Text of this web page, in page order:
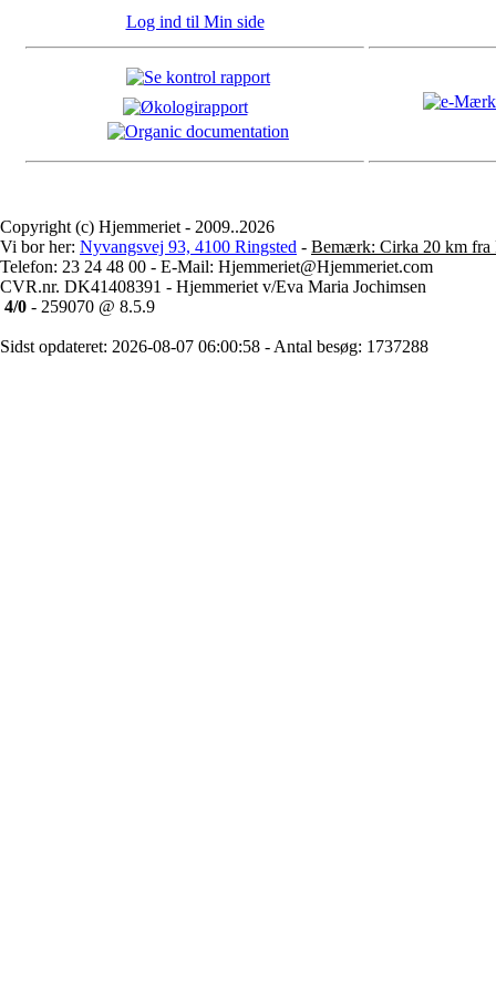
Log ind til Min side
Copyright (c) Hjemmeriet - 2009..2026
Vi bor her: Nyvangsvej 93, 4100 Ringsted - Bemærk: Cirka 20 km fra
Telefon: 23 24 48 00 - E-Mail: Hjemmeriet@Hjemmeriet.com
CVR.nr. DK41408391 - Hjemmeriet v/Eva Maria Jochimsen
4/0 - 259070 @ 8.5.9
Sidst opdateret: 2026-08-07 06:00:58 - Antal besøg: 1737288